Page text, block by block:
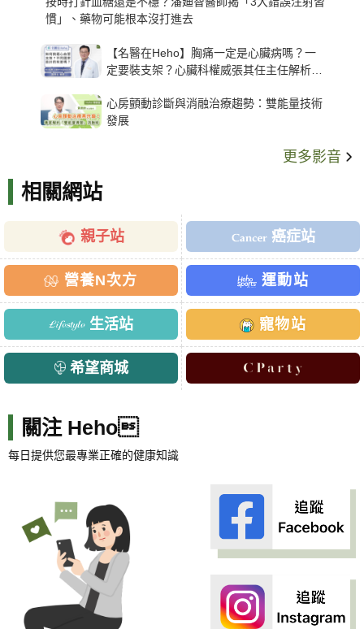
慣」、藥物可能根本沒打進去
【名醫在Heho】胸痛一定是心臟病嗎？一
定要裝支架？心臟科權威張其任主任解析支
心房顫動診斷與消融治療趨勢：雙能量技術
發展
更多影音
相關網站
親子站 癌症站
營養N次方 運動站
生活站 寵物站
希望商城
關注 Heho
每日提供您最專業正確的健康知識